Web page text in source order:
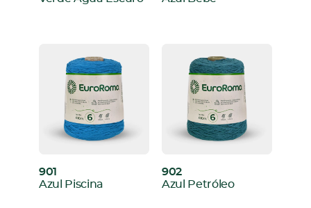
901
:Azul Piscina
902
:Azul Petróleo